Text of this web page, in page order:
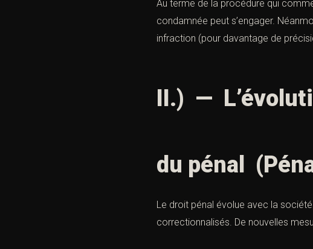
Au terme de la procédure qui
condamnée peut s’engager.
infraction (pour davantage de
II.) —
du pénal
Le droit pénal évolue avec la
correctionnalisés. De nouvelles